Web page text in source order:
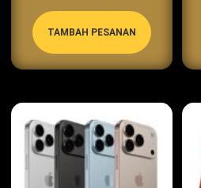
TAMBAH PESANAN